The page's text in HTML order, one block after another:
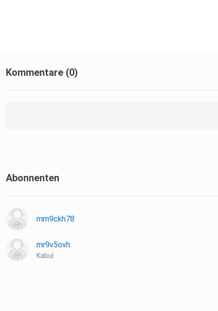
Kommentare (0)
Abonnenten
mm9ckh78
mr9v5ovh
Kabul